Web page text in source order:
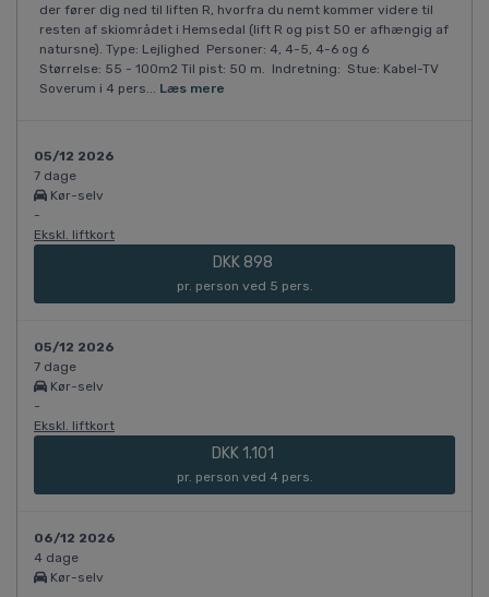
der fører dig ned til liften R, hvorfra du nemt kommer videre til
resten af skiområdet i Hemsedal (lift R og pist 50 er afhængig af
natursne). Type: Lejlighed Personer: 4, 4-5, 4-6 og 6
Størrelse: 55 - 100m2 Til pist: 50 m. Indretning: Stue: Kabel-TV
Soverum i 4 pers... Læs mere
05/12 2026
7 dage
Kør-selv
-
Ekskl. liftkort
DKK 898
pr. person ved 5 pers.
05/12 2026
7 dage
Kør-selv
-
Ekskl. liftkort
DKK 1.101
pr. person ved 4 pers.
06/12 2026
4 dage
Kør-selv